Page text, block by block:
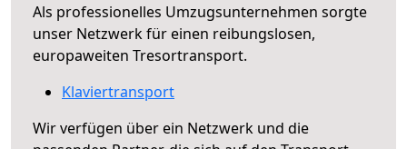
Als professionelles Umzugsunternehmen sorgte
unser Netzwerk für einen reibungslosen,
europaweiten Tresortransport.
Klaviertransport
Wir verfügen über ein Netzwerk und die